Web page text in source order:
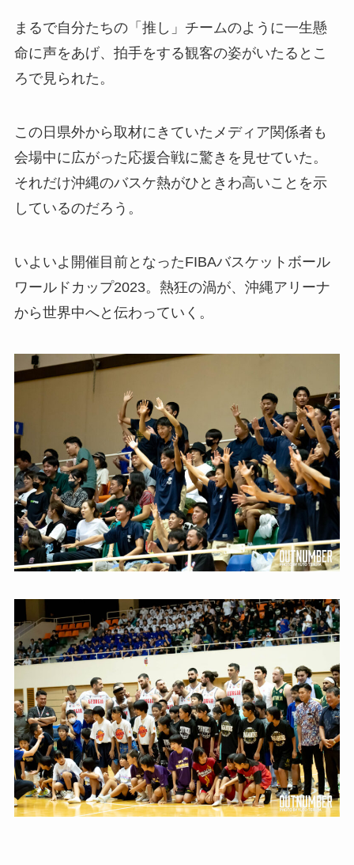
まるで自分たちの「推し」チームのように一生懸
命に声をあげ、拍手をする観客の姿がいたるとこ
ろで見られた。
この日県外から取材にきていたメディア関係者も
会場中に広がった応援合戦に驚きを見せていた。
それだけ沖縄のバスケ熱がひときわ高いことを示
しているのだろう。
いよいよ開催目前となったFIBAバスケットボール
ワールドカップ2023。熱狂の渦が、沖縄アリーナ
から世界中へと伝わっていく。